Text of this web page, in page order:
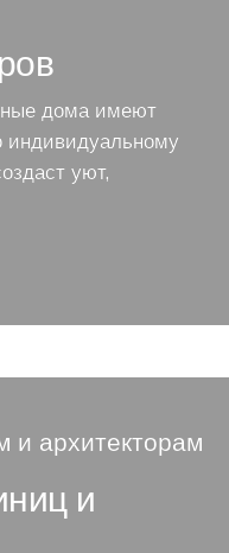
дома имеют
индивидуальному
уют,
и архитекторам
и